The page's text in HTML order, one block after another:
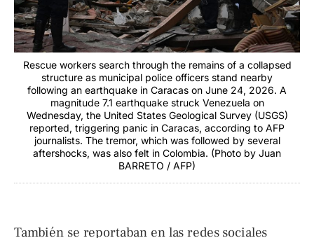
Rescue workers search through the remains of a collapsed
structure as municipal police officers stand nearby
following an earthquake in Caracas on June 24, 2026. A
magnitude 7.1 earthquake struck Venezuela on
Wednesday, the United States Geological Survey (USGS)
reported, triggering panic in Caracas, according to AFP
journalists. The tremor, which was followed by several
aftershocks, was also felt in Colombia. (Photo by Juan
BARRETO / AFP)
También se reportaban en las redes sociales